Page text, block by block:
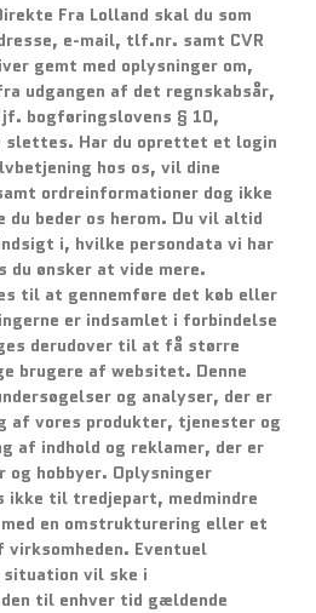
Fra Lolland skal du som
e-mail, tlf.nr. samt CVR
gemt med oplysninger om,
udgangen af det regnskabsår,
bogføringslovens § 10,
slettes. Har du oprettet et login
hos os, vil dine
ordreinformationer dog ikke
beder os herom. Du vil altid
i, hvilke persondata vi har
du ønsker at vide mere.
til at gennemføre det køb eller
er indsamlet i forbindelse
derudover til at få større
brugere af websitet. Denne
og analyser, der er
af vores produkter, tjenester og
af indhold og reklamer, der er
hobbyer. Oplysninger
til tredjepart, medmindre
en omstrukturering eller et
Eventuel
situation vil ske i
til enhver tid gældende